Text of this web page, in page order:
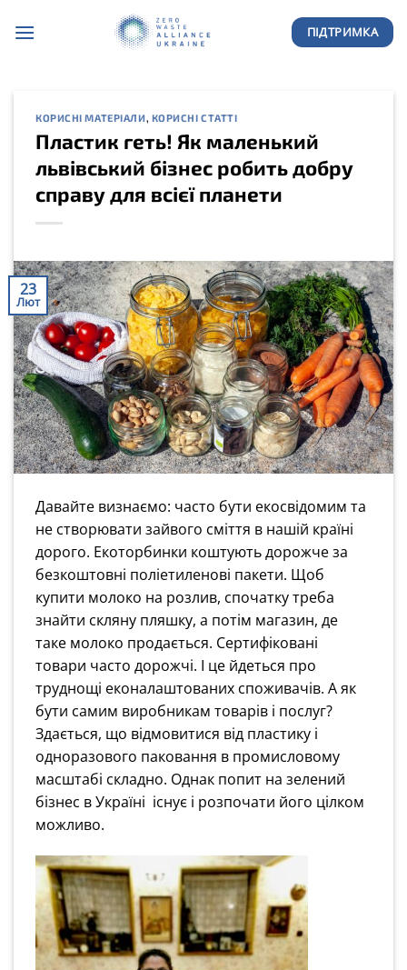
ПІДТРИМКА
КОРИСНІ МАТЕРІАЛИ, КОРИСНІ СТАТТІ
Пластик геть! Як маленький
львівський бізнес робить добру
справу для всієї планети
23
Лют
Давайте визнаємо: часто бути екосвідомим та
не створювати зайвого сміття в нашій країні
дорого. Екоторбинки коштують дорожче за
безкоштовні поліетиленові пакети. Щоб
купити молоко на розлив, спочатку треба
знайти скляну пляшку, а потім магазин, де
таке молоко продається. Сертифіковані
товари часто дорожчі. І це йдеться про
труднощі еконалаштованих споживачів. А як
бути самим виробникам товарів і послуг?
Здається, що відмовитися від пластику і
одноразового паковання в промисловому
масштабі складно. Однак попит на зелений
бізнес в Україні існує і розпочати його цілком
можливо.